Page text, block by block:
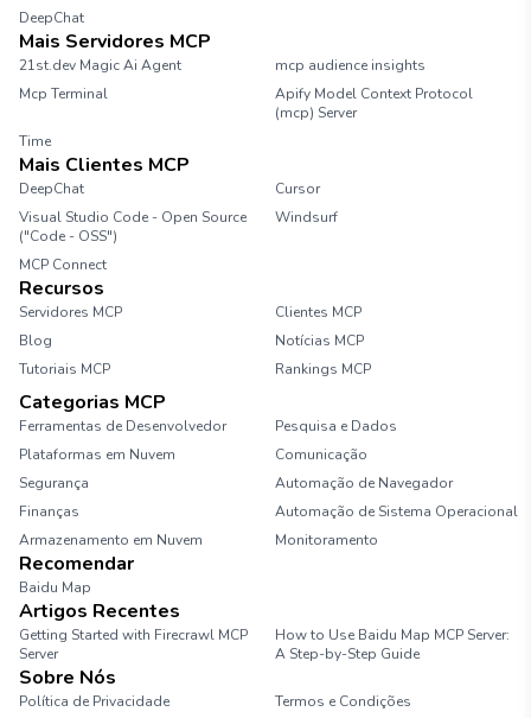
DeepChat
Mais Servidores MCP
21st.dev Magic Ai Agent
mcp audience insights
Mcp Terminal
Apify Model Context Protocol
(mcp) Server
Time
Mais Clientes MCP
DeepChat
Cursor
Visual Studio Code - Open Source
("Code - OSS")
Windsurf
MCP Connect
Recursos
Servidores MCP
Clientes MCP
Blog
Notícias MCP
Tutoriais MCP
Rankings MCP
Categorias MCP
Ferramentas de Desenvolvedor
Pesquisa e Dados
Plataformas em Nuvem
Comunicação
Segurança
Automação de Navegador
Finanças
Automação de Sistema Operacional
Armazenamento em Nuvem
Monitoramento
Recomendar
Baidu Map
Artigos Recentes
Getting Started with Firecrawl MCP
Server
How to Use Baidu Map MCP Server:
A Step-by-Step Guide
Sobre Nós
Política de Privacidade Termos e Condições